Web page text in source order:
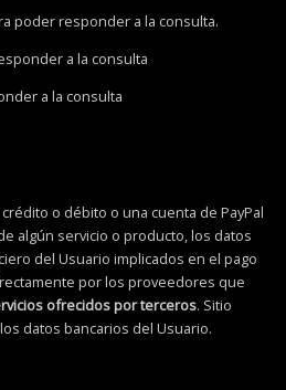
poder responder a la consulta.
a la consulta
a la consulta
o débito o una cuenta de PayPal
algún servicio o producto, los datos
del Usuario implicados en el pago
por los proveedores que
ofrecidos por terceros. Sitio
datos bancarios del Usuario.